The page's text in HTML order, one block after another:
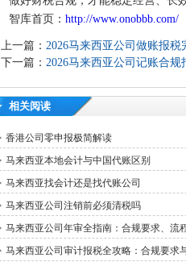
智库首页： http://www.onobbb.com/
上一篇： 2026马来西亚公司做账报
下一篇： 2026马来西亚公司记账合
相关阅读
香港公司零申报极简解读
马来西亚本地会计与中国代账区别
马来西亚找会计还是找代账公司
马来西亚公司注销前必须清税吗
马来西亚公司年审全指南：合规要求、流
马来西亚公司审计报税全攻略：合规要求